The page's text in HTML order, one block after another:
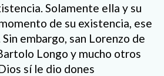
Solamente ella y su
de su existencia, ese
embargo, san Lorenzo de
Longo y mucho otros
sí le dio dones